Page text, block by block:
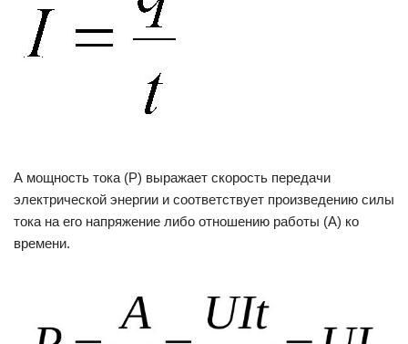
А мощность тока (P) выражает скорость передачи
электрической энергии и соответствует произведению силы
тока на его напряжение либо отношению работы (A) ко
времени.